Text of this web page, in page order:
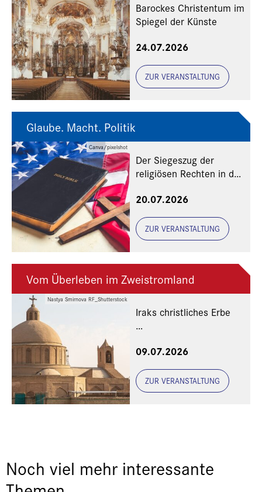
Barockes Christentum im
Spiegel der Künste
24.07.2026
ZUR VERANSTALTUNG
Canva/pixelshot
Glaube. Macht. Politik
Der Siegeszug der
religiösen Rechten in den
20.07.2026
ZUR VERANSTALTUNG
Nastya Smirnova RF_Shutterstock
Vom Überleben im Zweistromland
Iraks christliches Erbe
Freunde und Gönner
09.07.2026
ZUR VERANSTALTUNG
Noch viel mehr interessante